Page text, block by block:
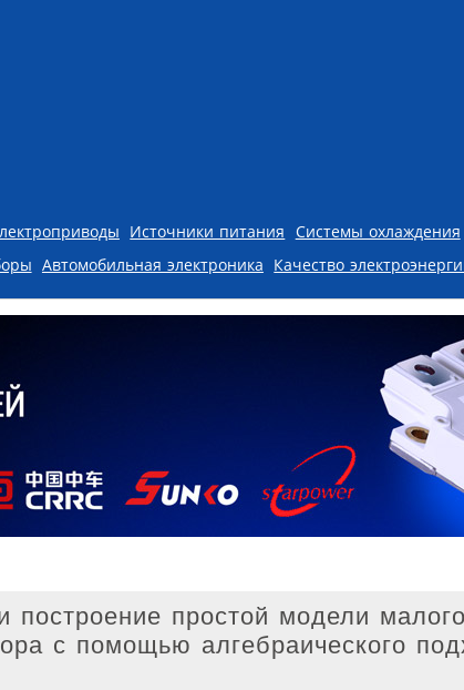
Источники питания Системы охлаждения
Автомобильная электроника Качество
простой модели
с помощью алгебраического